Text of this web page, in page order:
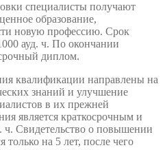
специалисты получают
образование,
новую профессию. Срок
ауд. ч. По окончании
диплом.
квалификации направлены на
знаний и улучшение
в их прежней
является краткосрочным и
ч. Свидетельство о повышении
на 5 лет, после чего